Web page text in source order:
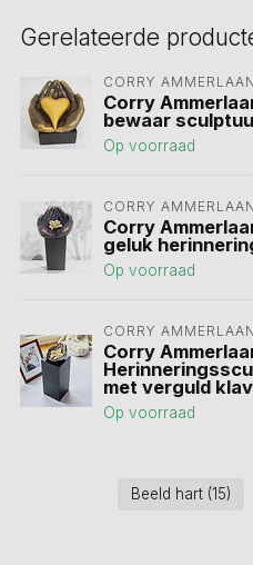
Gerelateerde
CORRY AMMERLAAN
Corry
bewaar
Op voorraad
CORRY AMMERLAAN
Corry
geluk
Op voorraad
CORRY AMMERLAAN
Corry
met verguld
Op voorraad
Beeld hart (15)